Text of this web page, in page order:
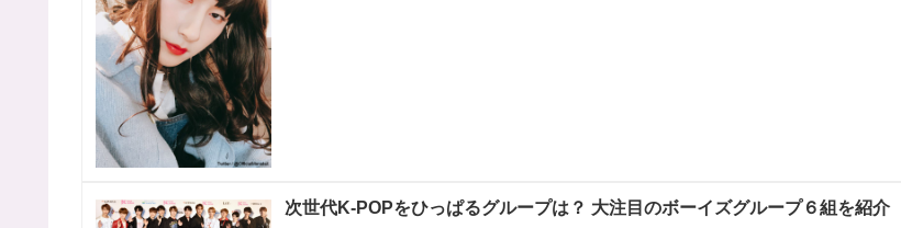
次世代K-POPをひっぱるグループは？ 大注目のボーイズグループ６組を紹介